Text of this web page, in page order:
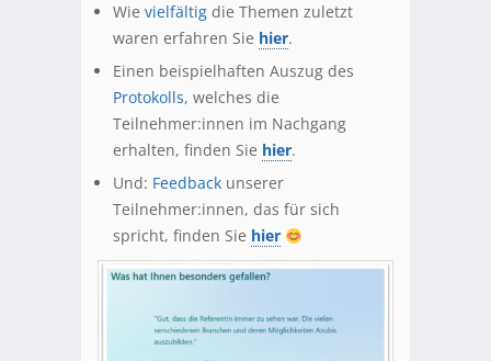
Wie vielfältig die Themen zuletzt
waren erfahren Sie hier.
Einen beispielhaften Auszug des
Protokolls, welches die
Teilnehmer:innen im Nachgang
erhalten, finden Sie hier.
Und: Feedback unserer
Teilnehmer:innen, das für sich
spricht, finden Sie hier